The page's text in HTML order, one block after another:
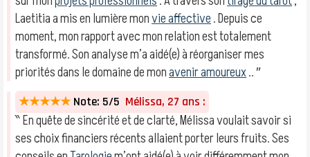
Laetitia a mis en lumière monvie affective. Depuis ce
moment, mon rapport avec mon relation est totalement
transformé. Son analyse m’a aidé(e) à réorganiser mes
priorités dans le domaine de monavenir amoureux.. ″
★★★★★ Note: 5/5 Mélissa, 27 ans :
‶ En quête de sincérité et de clarté, Mélissa voulait savoir si
ses choix financiers récents allaient porter leurs fruits. Ses